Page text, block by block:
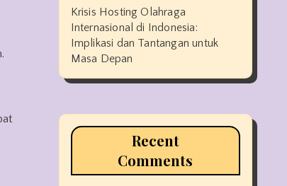
Krisis Hosting Olahraga
Internasional di Indonesia:
Implikasi dan Tantangan untuk
Masa Depan
Recent
Comments